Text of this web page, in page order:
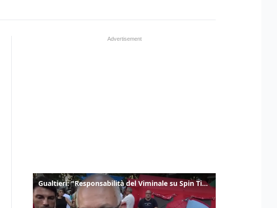
Gualtieri: "Responsabilità del Viminale su Spin Time? La posizione dei partiti è nota"